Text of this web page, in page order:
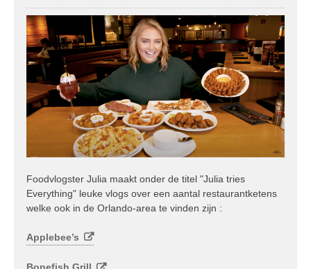
e
r
i
c
h
Foodvlogster Julia maakt onder de titel "Julia tries
Everything" leuke vlogs over een aantal restaurantketens
welke ook in de Orlando-area te vinden zijn :
Applebee’s